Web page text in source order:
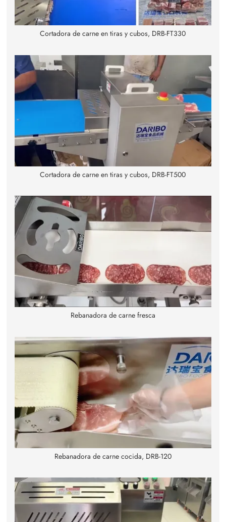
Cortadora de carne en tiras y cubos, DRB-FT330
Cortadora de carne en tiras y cubos, DRB-FT500
Rebanadora de carne fresca
Rebanadora de carne cocida, DRB-120